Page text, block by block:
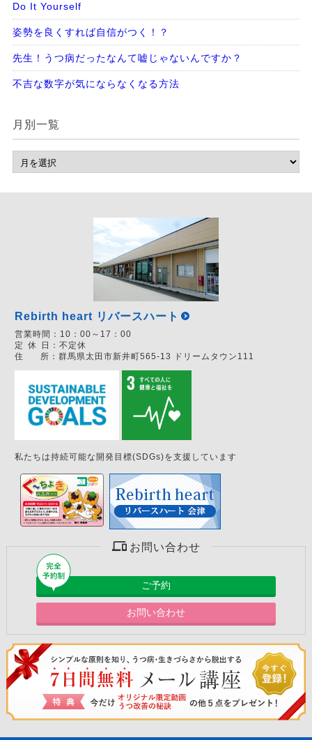
Do It Yourself
姿勢を良くすれば自信がつく！？
先生！うつ病だったなんて嘘じゃないんですか？
不吉な数字が気にならなくなる方法
月別一覧
Rebirth heart リバースハート
営業時間： 10：00～17：00
定 休 日： 不定休
住
所： 群馬県太田市新井町565-13 ドリームタウン111
私たちは持続可能な開発目標(SDGs)を支援しています
お問い合わせ
ご予約
お問い合わせ